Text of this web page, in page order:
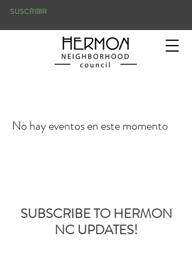
SUSCRIBIR
No hay eventos en este momento
SUBSCRIBE TO HERMON
NC UPDATES!